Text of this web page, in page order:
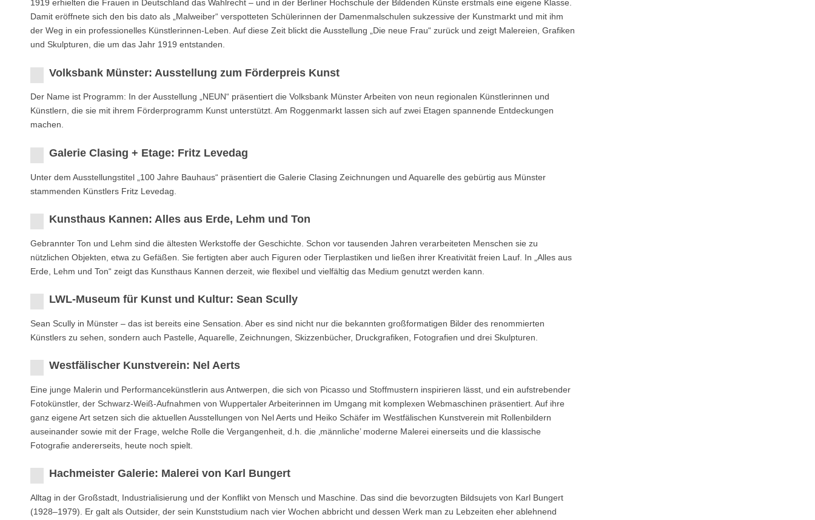
1919 erhielten die Frauen in Deutschland das Wahlrecht – und in der Berliner Hochschule der Bildenden Künste erstmals eine eigene Klasse.
Damit eröffnete sich den bis dato als „Malweiber“ verspotteten Schülerinnen der Damenmalschulen sukzessive der Kunstmarkt und mit ihm
der Weg in ein professionelles Künstlerinnen-Leben. Auf diese Zeit blickt die Ausstellung „Die neue Frau“ zurück und zeigt Malereien, Grafiken
und Skulpturen, die um das Jahr 1919 entstanden.
Volksbank Münster: Ausstellung zum Förderpreis Kunst
Der Name ist Programm: In der Ausstellung „NEUN“ präsentiert die Volksbank Münster Arbeiten von neun regionalen Künstlerinnen und
Künstlern, die sie mit ihrem Förderprogramm Kunst unterstützt. Am Roggenmarkt lassen sich auf zwei Etagen spannende Entdeckungen
machen.
Galerie Clasing + Etage: Fritz Levedag
Unter dem Ausstellungstitel „100 Jahre Bauhaus“ präsentiert die Galerie Clasing Zeichnungen und Aquarelle des gebürtig aus Münster
stammenden Künstlers Fritz Levedag.
Kunsthaus Kannen: Alles aus Erde, Lehm und Ton
Gebrannter Ton und Lehm sind die ältesten Werkstoffe der Geschichte. Schon vor tausenden Jahren verarbeiteten Menschen sie zu
nützlichen Objekten, etwa zu Gefäßen. Sie fertigten aber auch Figuren oder Tierplastiken und ließen ihrer Kreativität freien Lauf. In „Alles aus
Erde, Lehm und Ton“ zeigt das Kunsthaus Kannen derzeit, wie flexibel und vielfältig das Medium genutzt werden kann.
LWL-Museum für Kunst und Kultur: Sean Scully
Sean Scully in Münster – das ist bereits eine Sensation. Aber es sind nicht nur die bekannten großformatigen Bilder des renommierten
Künstlers zu sehen, sondern auch Pastelle, Aquarelle, Zeichnungen, Skizzenbücher, Druckgrafiken, Fotografien und drei Skulpturen.
Westfälischer Kunstverein: Nel Aerts
Eine junge Malerin und Performancekünstlerin aus Antwerpen, die sich von Picasso und Stoffmustern inspirieren lässt, und ein aufstrebender
Fotokünstler, der Schwarz-Weiß-Aufnahmen von Wuppertaler Arbeiterinnen im Umgang mit komplexen Webmaschinen präsentiert. Auf ihre
ganz eigene Art setzen sich die aktuellen Ausstellungen von Nel Aerts und Heiko Schäfer im Westfälischen Kunstverein mit Rollenbildern
auseinander sowie mit der Frage, welche Rolle die Vergangenheit, d.h. die ‚männliche’ moderne Malerei einerseits und die klassische
Fotografie andererseits, heute noch spielt.
Hachmeister Galerie: Malerei von Karl Bungert
Alltag in der Großstadt, Industrialisierung und der Konflikt von Mensch und Maschine. Das sind die bevorzugten Bildsujets von Karl Bungert
(1928–1979). Er galt als Outsider, der sein Kunststudium nach vier Wochen abbricht und dessen Werk man zu Lebzeiten eher ablehnend